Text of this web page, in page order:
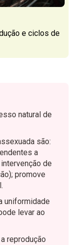
e ciclos de
natural de
são:
a
de
promove
uniformidade
levar ao
reprodução